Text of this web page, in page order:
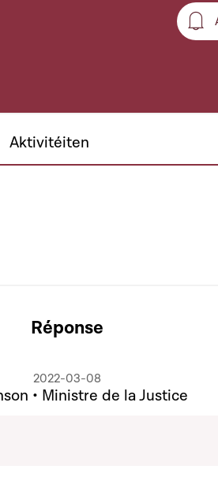
Aktivitéiten
Réponse
2022-03-08
• Ministre de la Justice